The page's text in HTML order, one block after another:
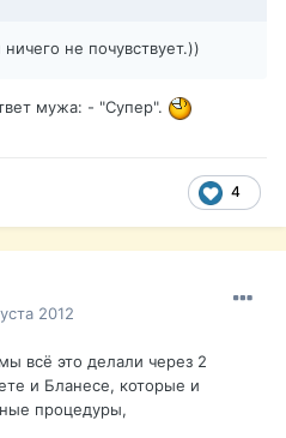
не почувствует.))
мужа: - "Супер".
4
2012
всё это делали через 2
и Бланесе, которые и
процедуры,